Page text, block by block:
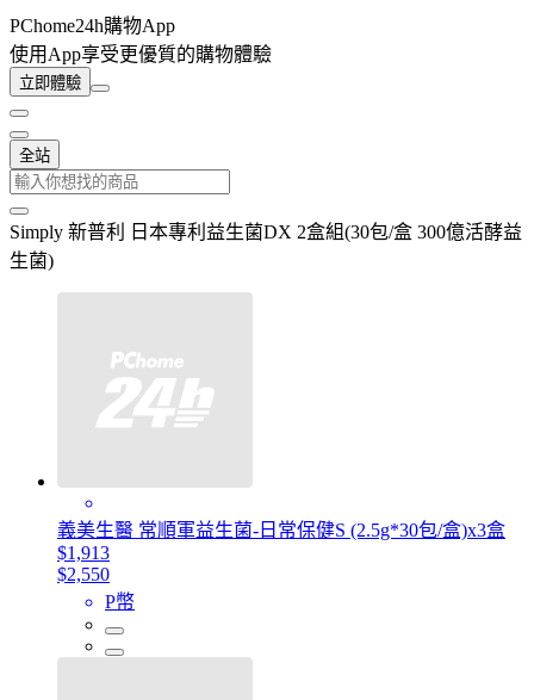
PChome24h購物App
使用App享受更優質的購物體驗
立即體驗
全站
Simply 新普利 日本專利益生菌DX 2盒組(30包/盒 300億活酵益
生菌)
義美生醫 常順軍益生菌-日常保健S (2.5g*30包/盒)x3盒
$1,913
$2,550
P幣